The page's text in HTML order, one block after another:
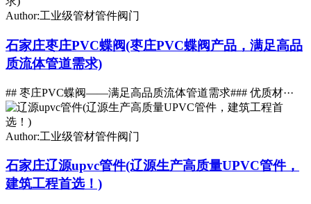
Author:工业级管材管件阀门
石家庄枣庄PVC蝶阀(枣庄PVC蝶阀产品，满足高品
质流体管道需求)
## 枣庄PVC蝶阀——满足高品质流体管道需求### 优质材···
Author:工业级管材管件阀门
石家庄辽源upvc管件(辽源生产高质量UPVC管件，
建筑工程首选！)